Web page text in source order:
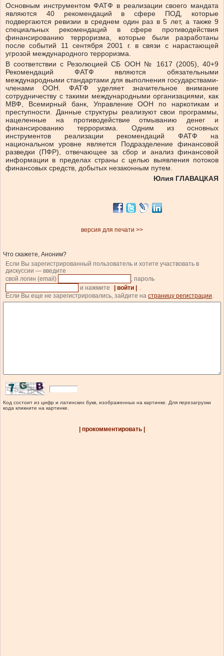
Основным инструментом ФАТФ в реализации своего мандата
являются 40 рекомендаций в сфере ПОД, которые
подвергаются ревизии в среднем один раз в 5 лет, а также 9
специальных рекомендаций в сфере противодействия
финансированию терроризма, которые были разработаны
после событий 11 сентября 2001 г. в связи с нарастающей
угрозой международного терроризма.
В соответствии с Резолюцией СБ ООН № 1617 (2005), 40+9
Рекомендаций ФАТФ являются обязательными
международными стандартами для выполнения государствами-
членами ООН. ФАТФ уделяет значительное внимание
сотрудничеству с такими международными организациями, как
МВФ, Всемирный банк, Управление ООН по наркотикам и
преступности. Данные структуры реализуют свои программы,
нацеленные на противодействие отмыванию денег и
финансированию терроризма. Одним из основных
инструментов реализации рекомендаций ФАТФ на
национальном уровне является Подразделение финансовой
разведки (ПФР), отвечающее за сбор и анализ финансовой
информации в пределах страны с целью выявления потоков
финансовых средств, добытых незаконным путем.
Юлия ГЛАВАЦКАЯ
версия для печати >>
Что скажете, Аноним?
Если Вы зарегистрированный пользователь и хотите участвовать в
дискуссии — введите
свой логин (email)
, пароль
и нажмите
| войти |
.
Если Вы еще не зарегистрировались, зайдите на страницу регистрации.
Код состоит из цифр и латинских букв, изображенных на картинке. Для перезагрузки
кода кликните на картинке.
| прокомментировать |